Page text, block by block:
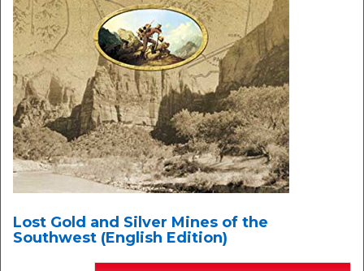
Lost Gold and Silver Mines of the
Southwest (English Edition)